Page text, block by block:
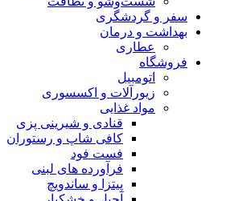
سفر و گردشگری
بهداشت و درمان
عطاری
فروشگاه
اتومبیل
زیورآلات و اکسسوری
مواد غذایی
قنادی و شیرینی پزی
کافی شاپ و رستوران
فست فود
فرآورده های لبنی
پیتزا و ساندویچ